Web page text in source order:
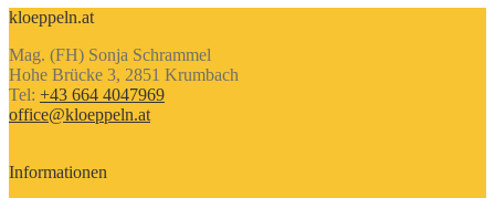
kloeppeln.at
Mag. (FH) Sonja Schrammel
Hohe Brücke 3, 2851 Krumbach
Tel: +43 664 4047969
office@kloeppeln.at
Informationen